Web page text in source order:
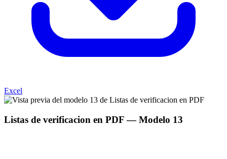
Excel
Listas de verificacion en PDF— Modelo 13